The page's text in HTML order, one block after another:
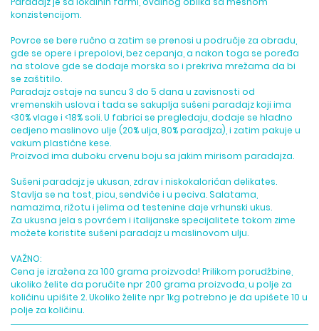
konzistencijom.
Povrce se bere ručno a zatim se prenosi u područje za obradu,
gde se opere i prepolovi, bez cepanja, a nakon toga se poređa
na stolove gde se dodaje morska so i prekriva mrežama da bi
se zaštitilo.
Paradajz ostaje na suncu 3 do 5 dana u zavisnosti od
vremenskih uslova i tada se sakuplja sušeni paradajz koji ima
<30% vlage i <18% soli. U fabrici se pregledaju, dodaje se hladno
cedjeno maslinovo ulje (20% ulja, 80% paradjza), i zatim pakuje u
vakum plastične kese.
Proizvod ima duboku crvenu boju sa jakim mirisom paradajza.
Sušeni paradajz je ukusan, zdrav i niskokaloričan delikates.
Stavlja se na tost, picu, sendviče i u peciva. Salatama,
namazima, rižotu i jelima od testenine daje vrhunski ukus.
Za ukusna jela s povrćem i italijanske specijalitete tokom zime
možete koristite sušeni paradajz u maslinovom ulju.
VAŽNO:
Cena je izražena za 100 grama proizvoda! Prilikom porudžbine,
ukoliko želite da poručite npr 200 grama proizvoda, u polje za
količinu upišite 2. Ukoliko želite npr 1kg potrebno je da upišete 10 u
polje za količinu.